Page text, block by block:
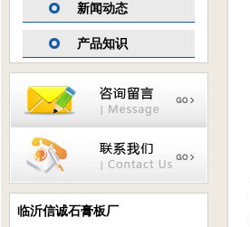
新闻动态
产品知识
临沂信诚石膏板厂